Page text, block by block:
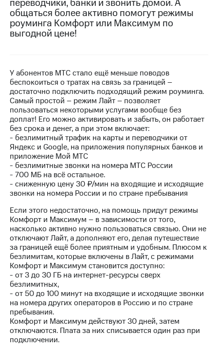
Роуминг
Заказать
SIM-
карту
Оформить
eSIM
SIM-
карта
для
иностранцев
Оформить
чистый
Выбрать
красивый
номер
Заменить
SIM-
карту
Перейти
на
eSIM
Для дома
Выберите
на связь
Тарифы
RED,
дешевле
при
оплате
с карты
МТС
Деньги
Выберите
и подключите
ТВ
с выгодным
тарифом
Интернет,
ТВ и телефон
для дома
Услуги
Личный
кабинет
интернета
и
ТВ
Личный
кабинет
переводчики, банки и звонить домой. А
общаться более активно помогут режимы
роуминга Комфорт или Максимум по
выгодной цене!
У абонентов МТС стало ещё меньше поводов
беспокоиться о тратах на связь за границей –
достаточно подключить подходящий режим роуминга.
Самый простой – режим Лайт – позволяет
пользоваться некоторыми услугами вообще без
доплат! Его можно активировать и забыть, он работает
без срока и денег, а при этом включает:
- безлимитный трафик на карты и переводчики от
Яндекс и Google, на приложения популярных банков и
приложение Мой МТС
- безлимитные звонки на номера МТС России
- 700 МБ на всё остальное.
- сниженную цену 30 ₽/мин на входящие и исходящие
звонки на номера России и по стране пребывания
Если этого недостаточно, на помощь придут режимы
Комфорт и Максимум – в зависимости от того,
насколько активно нужно пользоваться связью. Они не
отключают Лайт, а дополняют его, делая путешествие
за границей ещё более приятным и удобным. Плюсом к
безлимитам, которые включены в Лайт, с режимами
Комфорт и Максимум становится доступно:
- от 3 до 30 ГБ на интернет-ресурсы сверх
безлимитных,
- от 50 до 100 минут на входящие и исходящие звонки
на номера других операторов в Россию и по стране
пребывания.
Комфорт и Максимум действуют 30 дней, затем
отключаются. Плата за них списывается один раз при
подключении.